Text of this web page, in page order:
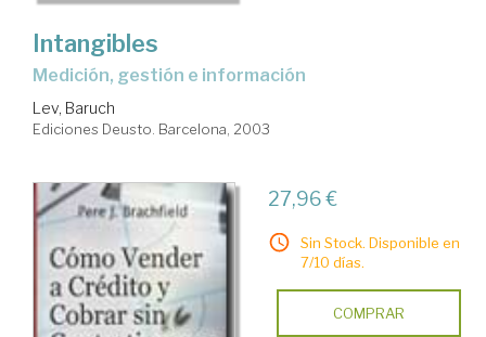
Intangibles
medición, gestión e información
Lev, Baruch
Ediciones Deusto. Barcelona, 2003
27,96 €
Sin Stock. Disponible en
7/10 días.
COMPRAR